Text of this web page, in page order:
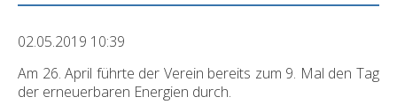
02.05.2019 10:39
Am 26. April führte der Verein bereits zum 9. Mal den Tag
der erneuerbaren Energien durch.